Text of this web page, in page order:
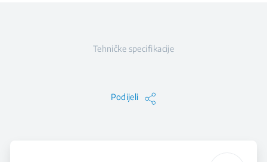
Tehničke specifikacije
Podijeli